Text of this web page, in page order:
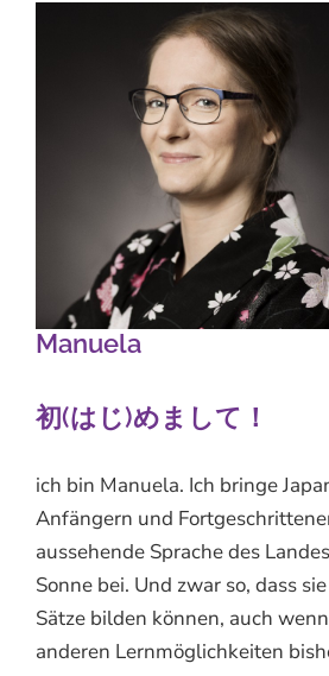
Manuela
初(はじ)めまして！
ich bin Manuela. Ich bringe
Anfängern und
aussehende Sprache des
Sonne bei. Und zwar so, dass
Sätze bilden können, auch
anderen Lernmöglichkeiten